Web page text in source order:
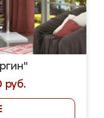
руб.